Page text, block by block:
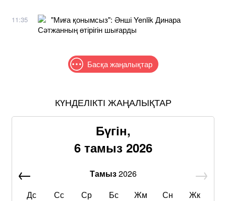
11:35
"Миға қонымсыз": Әнші Yenlik Динара
Сәтжанның өтірігін шығарды
Басқа жаңалықтар
КҮНДЕЛІКТІ ЖАҢАЛЫҚТАР
Бүгін,
6 тамыз 2026
Тамыз2026
Дс
Сс Ср Бс Жм Сн Жк